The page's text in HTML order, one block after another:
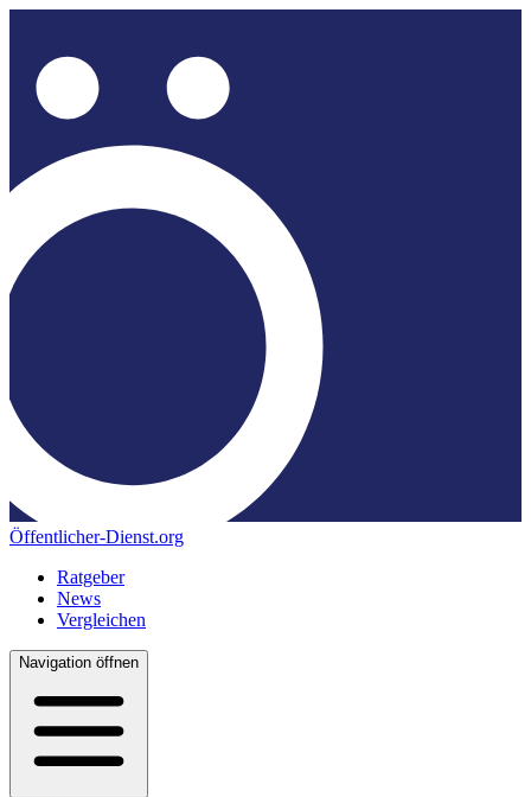
Öffentlicher-Dienst.org
Ratgeber
News
Vergleichen
Navigation öffnen